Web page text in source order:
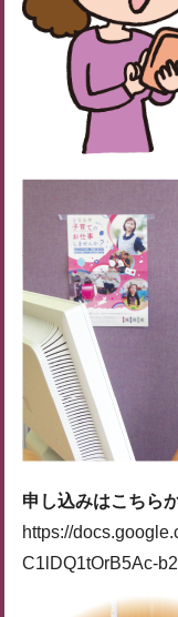
申し込みはこちら
https://
C1lDQ1tOrB5Ac-